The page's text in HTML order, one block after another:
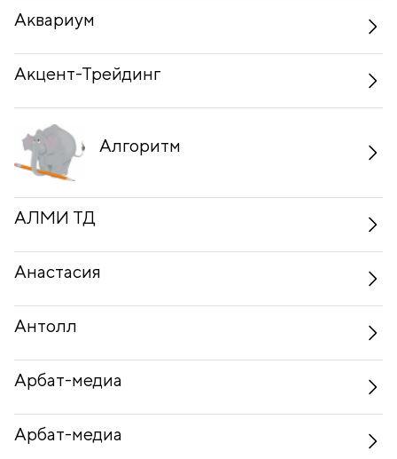
Аквариум
Акцент-Трейдинг
Алгоритм
АЛМИ ТД
Анастасия
Антолл
Арбат-медиа
Арбат-медиа